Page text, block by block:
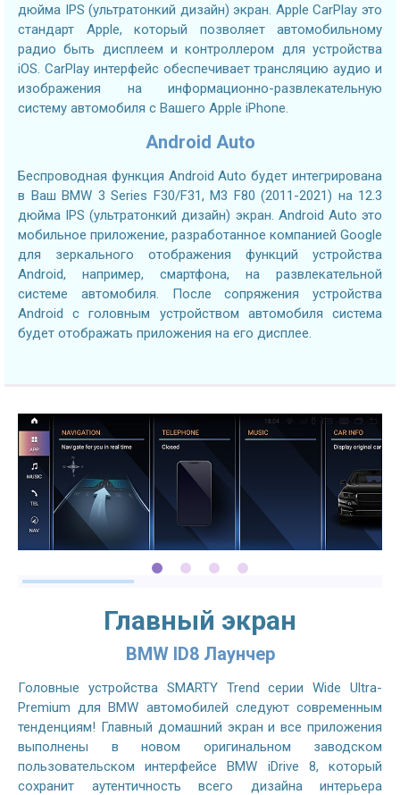
дюйма IPS (ультратонкий дизайн) экран. Apple CarPlay это
стандарт Apple, который позволяет автомобильному
радио быть дисплеем и контроллером для устройства
iOS. CarPlay интерфейс обеспечивает трансляцию аудио и
изображения на информационно-развлекательную
систему автомобиля с Вашего Apple iPhone.
Android Auto
Беспроводная функция Android Auto будет интегрирована
в Ваш BMW 3 Series F30/F31, M3 F80 (2011-2021) на 12.3
дюйма IPS (ультратонкий дизайн) экран. Android Auto это
мобильное приложение, разработанное компанией Google
для зеркального отображения функций устройства
Android, например, смартфона, на развлекательной
системе автомобиля. После сопряжения устройства
Android с головным устройством автомобиля система
будет отображать приложения на его дисплее.
Главный экран
BMW ID8 Лаунчер
Головные устройства SMARTY Trend серии Wide Ultra-
Premium для BMW автомобилей следуют современным
тенденциям! Главный домашний экран и все приложения
выполнены в новом оригинальном заводском
пользовательском интерфейсе BMW iDrive 8, который
сохранит аутентичность всего дизайна интерьера